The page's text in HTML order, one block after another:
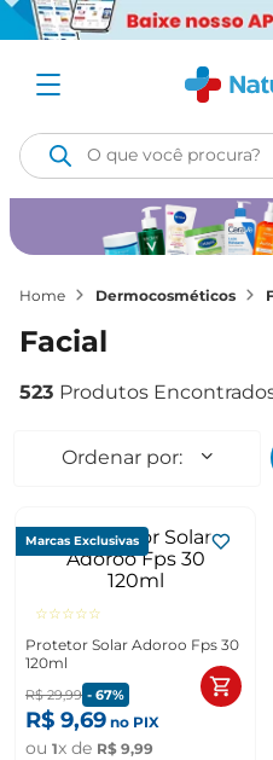
O que você procura?
dermocosméticos
facial
523
Marcas Exclusivas
☆☆☆☆☆
Protetor Solar Adoroo Fps 30
120ml
R$ 29,99 - 67%
R$ 9,69 no PIX
ou 1x de R$ 9,99